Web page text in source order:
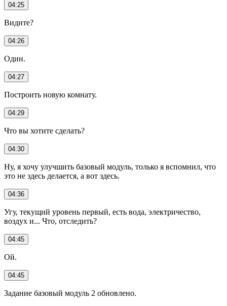
04:25
Видите?
04:26
Один.
04:27
Построить новую комнату.
04:29
Что вы хотите сделать?
04:30
Ну, я хочу улучшить базовый модуль, только я вспомнил, что
это не здесь делается, а вот здесь.
04:36
Угу, текущий уровень первый, есть вода, электричество,
воздух и... Что, отследить?
04:45
Ой.
04:45
Задание базовый модуль 2 обновлено.